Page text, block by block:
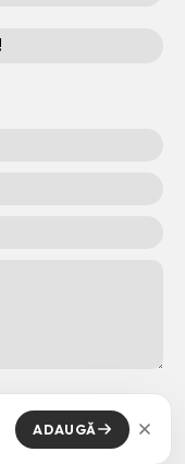
ADAUGĂ